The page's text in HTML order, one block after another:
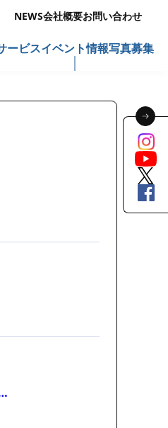
NEWS会社概要お問い合わせ
ービスイベント情報写真募集